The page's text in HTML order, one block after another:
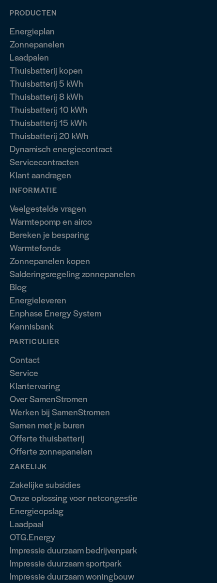
PRODUCTEN
Energieplan
Zonnepanelen
Laadpalen
Thuisbatterij kopen
Thuisbatterij 5 kWh
Thuisbatterij 8 kWh
Thuisbatterij 10 kWh
Thuisbatterij 15 kWh
Thuisbatterij 20 kWh
Dynamisch energiecontract
Servicecontracten
Klant aandragen
INFORMATIE
Veelgestelde vragen
Warmtepomp en airco
Bereken je besparing
Warmtefonds
Zonnepanelen kopen
Salderingsregeling zonnepanelen
Blog
Energieleveren
Enphase Energy System
Kennisbank
PARTICULIER
Contact
Service
Klantervaring
Over SamenStromen
Werken bij SamenStromen
Samen met je buren
Offerte thuisbatterij
Offerte zonnepanelen
ZAKELIJK
Zakelijke subsidies
Onze oplossing voor netcongestie
Energieopslag
Laadpaal
OTG.Energy
Impressie duurzaam bedrijvenpark
Impressie duurzaam sportpark
Impressie duurzaam woningbouw